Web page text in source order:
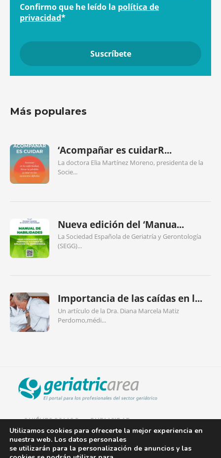
Confirmo que he leído la política de
privacidad*
Más populares
‘Acompañar es cuidarR...
La doctora Elia Martínez Moreno, presidenta de la
Socie...
Nueva edición del ‘Manua...
La Sociedad Española de Geriatría y Gerontología
(SEGG)...
Importancia de las caídas en l...
Un artículo de la Dra. Diana Marcela Matiz
Perdomo,médi...
QUIÉNES SOMOS PUBLICIDAD
AVISO LEGAL
Utilizamos cookies para ofrecerte la mejor experiencia en
nuestra web. Los datos personales
se utilizarán para la personalización de anuncios y las